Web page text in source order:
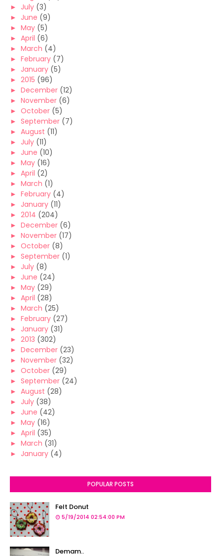
► July (3)
► June (9)
► May (5)
► April (6)
► March (4)
► February (7)
► January (5)
► 2015 (96)
► December (12)
► November (6)
► October (5)
► September (7)
► August (11)
► July (11)
► June (10)
► May (16)
► April (2)
► March (1)
► February (4)
► January (11)
► 2014 (204)
► December (6)
► November (17)
► October (8)
► September (1)
► July (8)
► June (24)
► May (29)
► April (28)
► March (25)
► February (27)
► January (31)
► 2013 (302)
► December (23)
► November (32)
► October (29)
► September (24)
► August (28)
► July (38)
► June (42)
► May (16)
► April (35)
► March (31)
► January (4)
POPULAR POSTS
Felt Donut
5/19/2014 02:54:00 PM
Demam..